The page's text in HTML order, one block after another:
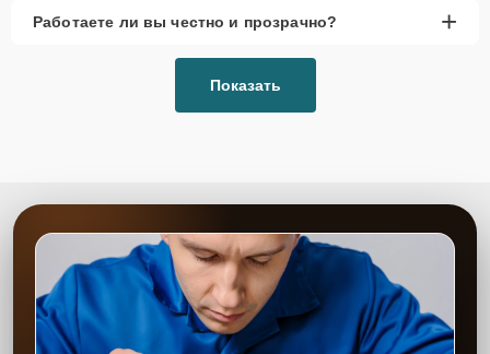
Работаете ли вы честно и прозрачно? +
Показать